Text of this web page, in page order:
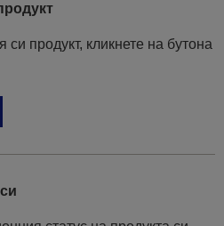
си продукт, кликнете на бутона